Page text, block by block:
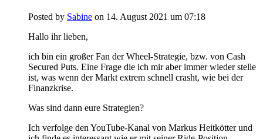
Posted by Sabine on 14. August 2021 um 07:18
Hallo ihr lieben,
ich bin ein großer Fan der Wheel-Strategie, bzw. von Cash
Secured Puts. Eine Frage die ich mir aber immer wieder stelle
ist, was wenn der Markt extrem schnell crasht, wie bei der
Finanzkrise.
Was sind dann eure Strategien?
Ich verfolge den YouTube-Kanal von Markus Heitkötter und